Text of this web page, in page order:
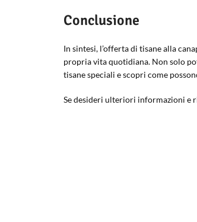
Conclusione
In sintesi, l’offerta di tisane alla
propria vita quotidiana. Non solo
tisane speciali e scopri come
Se desideri ulteriori informazioni e